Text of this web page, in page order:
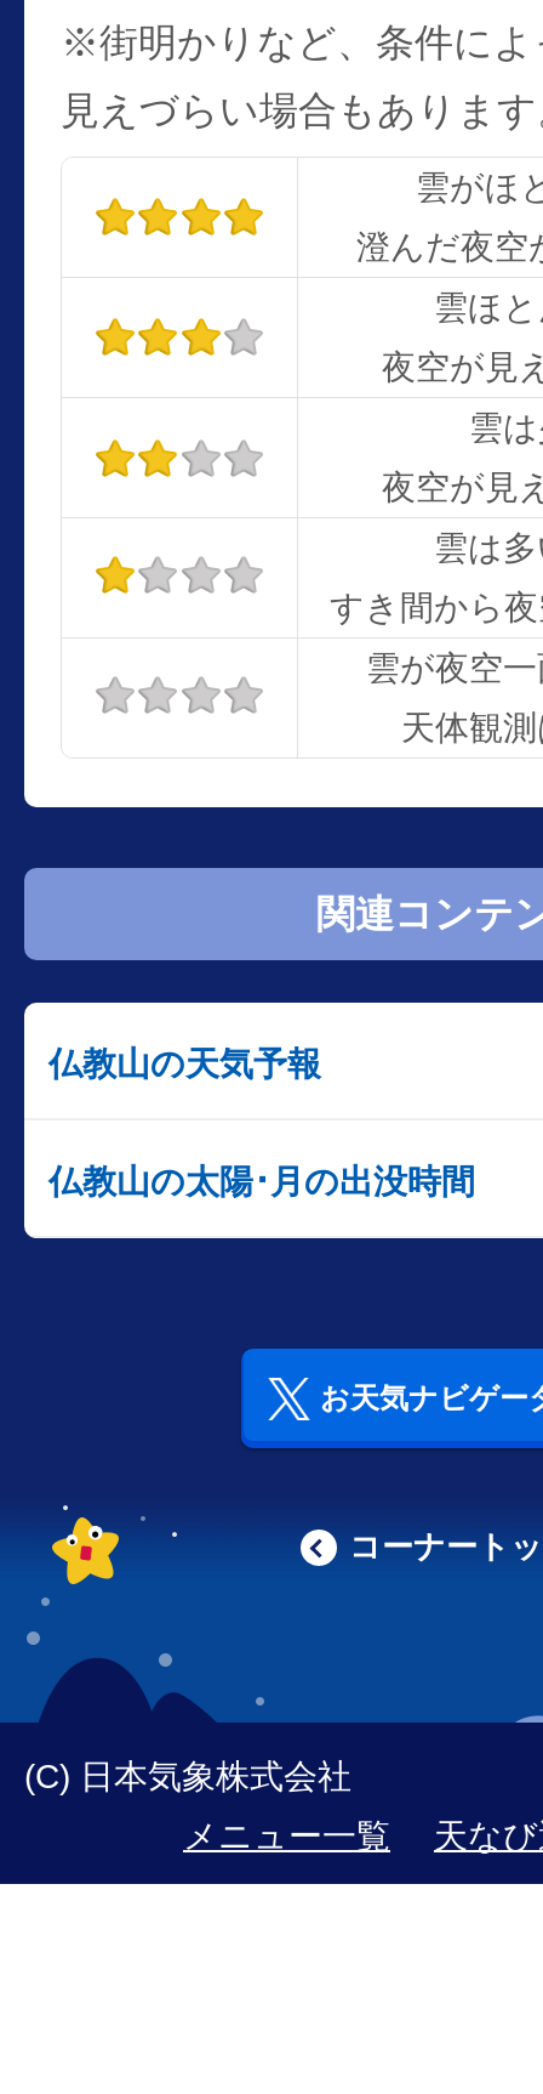
※街明かりなど、条件に
見えづらい場合もありま
雲がほ
澄んだ夜空
雲ほ
夜空が見
雲
夜空が見
雲は
すき間から
雲が夜空
天体観
関連コンテ
仏教山の天気予報
仏教山の太陽･月の出没時間
お天気ナビゲー
コーナート
(C) 日本気象株式会社
メニュー一覧
天な